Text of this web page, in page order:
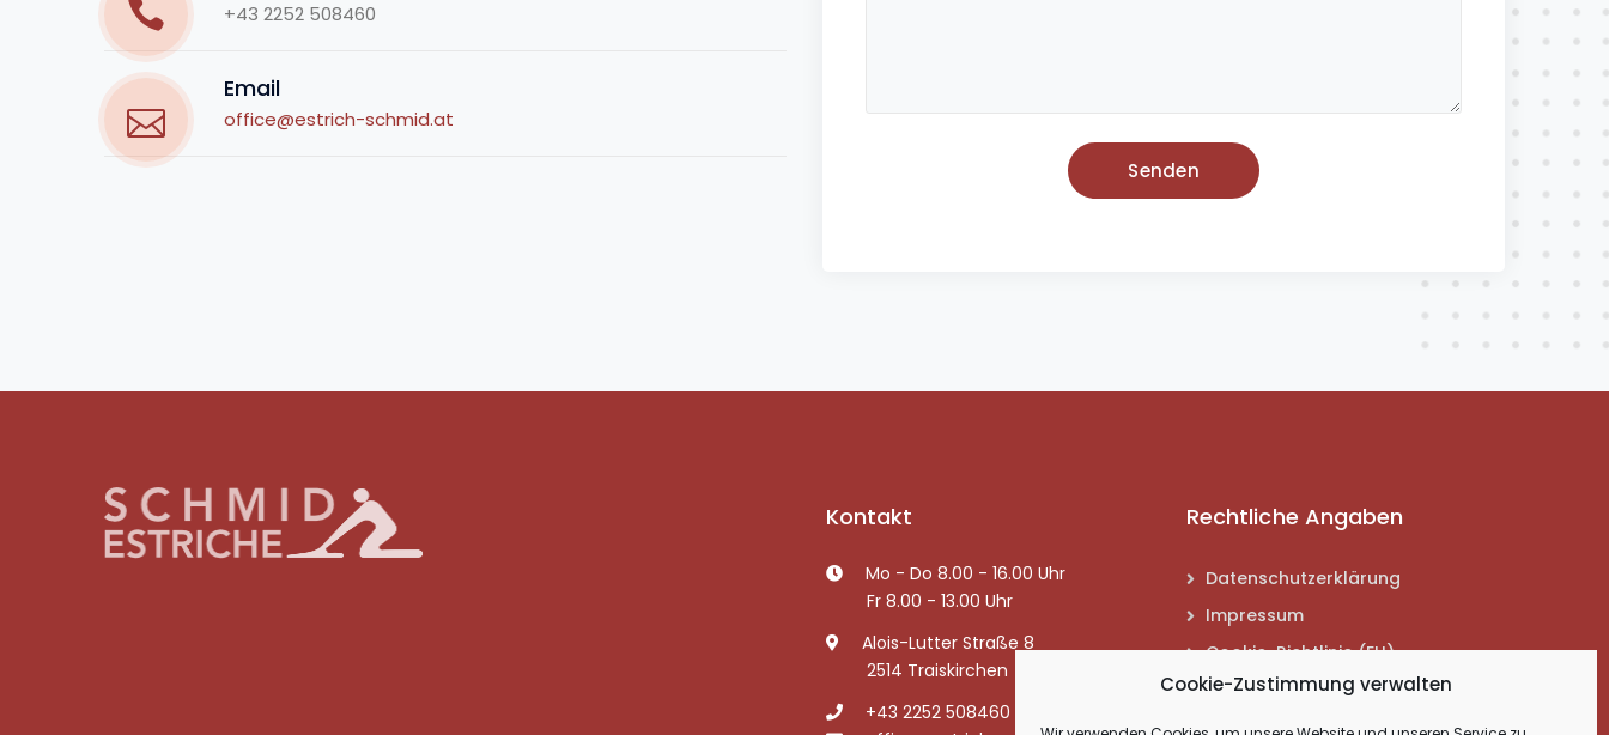
Cookie-Zustimmung verwalten
+43 2252 508460
Email
office@estrich-schmid.at
Kontakt
Mo - Do 8.00 - 16.00 Uhr
Fr 8.00 - 13.00 Uhr
Alois-Lutter Straße 8
2514 Traiskirchen
+43 2252 508460
Rechtliche Angaben
Datenschutzerklärung
Impressum
Cookie-Richtlinie (EU)